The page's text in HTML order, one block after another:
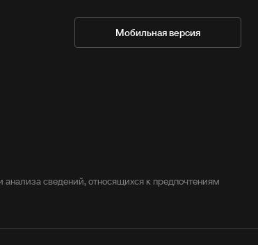
Мобильная версия
сведений, относящихся к предпочтениям